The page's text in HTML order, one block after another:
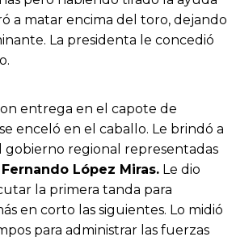
a matar encima del toro, dejando
La presidenta le concedió
entrega en el capote de
enceló en el caballo. Le brindó a
gobierno regional representadas
Fernando López Miras. Le dio
la primera tanda para
en corto las siguientes. Lo midió
para administrar las fuerzas